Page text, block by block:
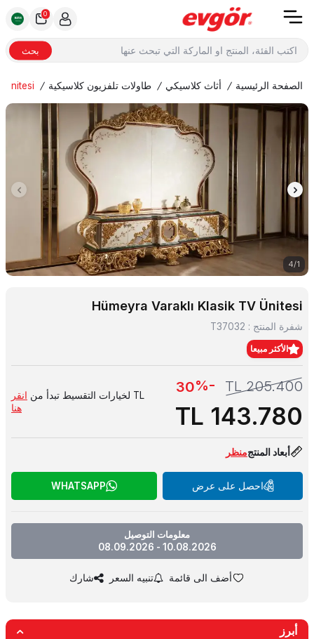
بحث
0
الصفحة الرئيسية / أثاث كلاسيكي / طاولات تلفزيون كلاسيكية /
Ünitesi
1
/
4
Hümeyra Varaklı Klasik TV Ünitesi
شفرة المنتج : T37032
الأكثر مبيعا
205.400
-%
30
143.780
TL لخيارات التقسيط تبدأ من
انقر
هنا
أبعاد المنتجمنظر
احصل على عرض WHATSAPP
معلومات التوصيل
10.08.2026 - 08.09.2026
أضف الى قائمة تنبيه السعر شارك
أبرز